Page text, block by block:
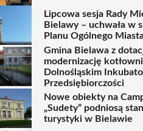
Lipcowa sesja Rady
Bielawy – uchwała w
Planu Ogólnego
Gmina Bielawa z
modernizację
Dolnośląskim
Przedsiębiorczości
Nowe obiekty na
„Sudety” podniosą
turystyki w Bielawie